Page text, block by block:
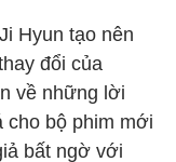
Hyun tạo nên
đổi của
về những lời
cho bộ phim mới
bất ngờ với